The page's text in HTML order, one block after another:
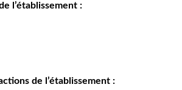
l’établissement :
de l’établissement :